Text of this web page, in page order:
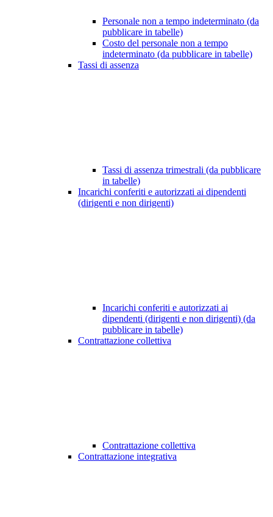
Personale non a tempo indeterminato (da
pubblicare in tabelle)
Costo del personale non a tempo
indeterminato (da pubblicare in tabelle)
Tassi di assenza
Tassi di assenza trimestrali (da pubblicare
in tabelle)
Incarichi conferiti e autorizzati ai dipendenti
(dirigenti e non dirigenti)
Incarichi conferiti e autorizzati ai
dipendenti (dirigenti e non dirigenti) (da
pubblicare in tabelle)
Contrattazione collettiva
Contrattazione collettiva
Contrattazione integrativa